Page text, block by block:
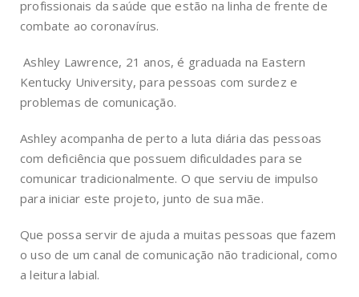
profissionais da saúde que estão na linha de frente de
combate ao coronavírus.
Ashley Lawrence, 21 anos, é graduada na Eastern
Kentucky University, para pessoas com surdez e
problemas de comunicação.
Ashley acompanha de perto a luta diária das pessoas
com deficiência que possuem dificuldades para se
comunicar tradicionalmente. O que serviu de impulso
para iniciar este projeto, junto de sua mãe.
Que possa servir de ajuda a muitas pessoas que fazem
o uso de um canal de comunicação não tradicional, como
a leitura labial.